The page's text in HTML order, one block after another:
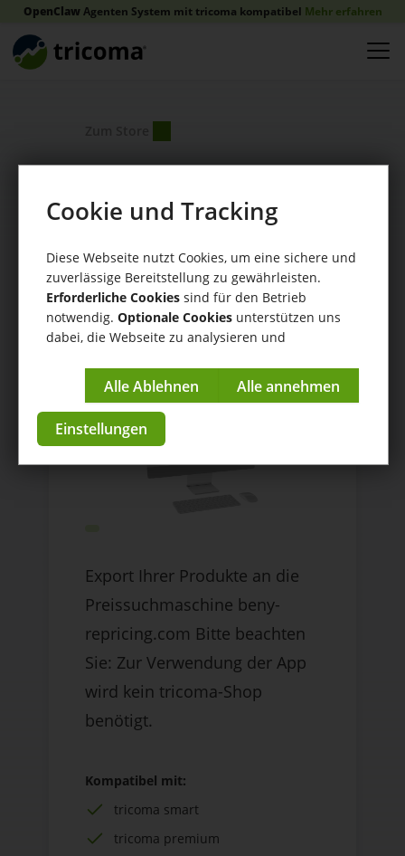
OpenClawAgenten System mit tricoma kompatibel Mehr erfahren
App Beny
Schnittstellen / Weitere
Anbieter:
tricoma AG
Export Ihrer Produkte an die
Preissuchmaschine beny-
repricing.com Bitte beachten
Sie: Zur Verwendung der App
wird kein tricoma-Shop
benötigt.
Kompatibel mit:
tricoma smart
tricoma premium
Cookie und Tracking
Diese Webseite nutzt Cookies, um eine sichere und
zuverlässige Bereitstellung zu gewährleisten.
Erforderliche Cookies sind für den Betrieb
notwendig. Optionale Cookies unterstützen uns
dabei, die Webseite zu analysieren und
Impressum| Datenschutzerklärung
Einstellungen